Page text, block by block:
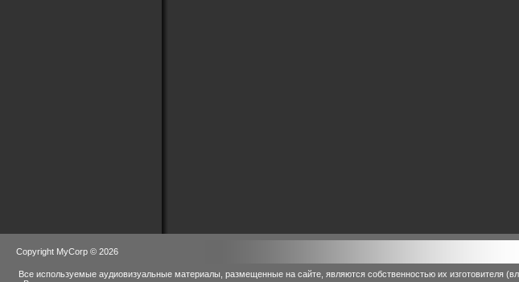
Copyright MyCorp © 2026
Все используемые аудиовизуальные материалы, размещенные на сайте, являются собственностью их изготовителя